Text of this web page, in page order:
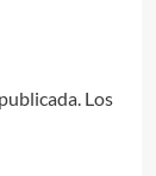
Los